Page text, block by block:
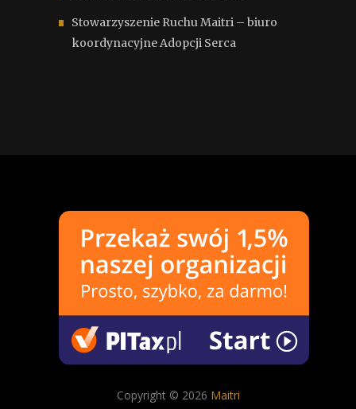
Stowarzyszenie Ruchu Maitri – biuro
koordynacyjne Adopcji Serca
Copyright © 2026 Maitri